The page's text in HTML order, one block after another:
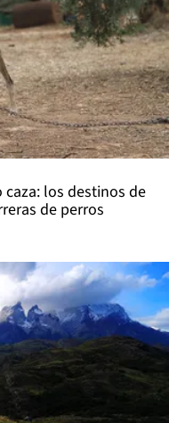
los destinos de
de perros